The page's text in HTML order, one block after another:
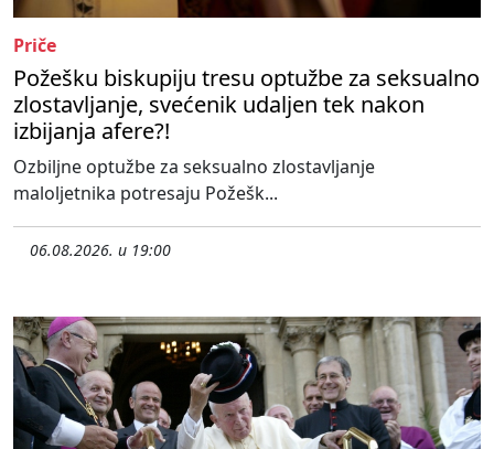
Priče
Požešku biskupiju tresu optužbe za seksualno
zlostavljanje, svećenik udaljen tek nakon
izbijanja afere?!
Ozbiljne optužbe za seksualno zlostavljanje
maloljetnika potresaju Požešk...
06.08.2026. u 19:00